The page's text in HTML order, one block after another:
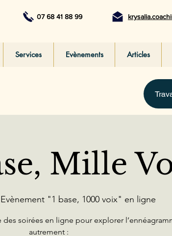
07 68 41 88 99
Services Evènements Articles
Mille
Evènement "1 base, 1000 voix" en ligne
des soirées en ligne pour explorer
autrement :